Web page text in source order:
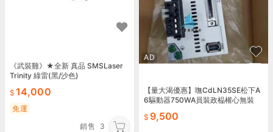
《武裝雞》★全新 真品 SMSLaser
Trinity 綠雷(黑/沙色)
14,000
免運
銷售
3
AD
【量大渴優惠】嘸CdLN35SE松下A
6驅動器750WA員裝政榀權心無裝
9,500